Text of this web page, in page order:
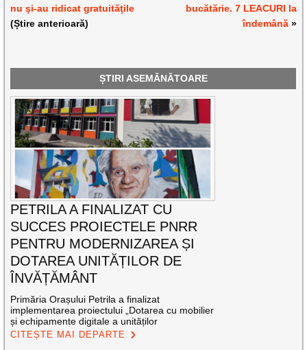
nu şi-au ridicat gratuităţile
(Știre anterioară)
bucătărie. 7 LEACURI la
îndemână»
ȘTIRI ASEMĂNĂTOARE
PETRILA A FINALIZAT CU
SUCCES PROIECTELE PNRR
PENTRU MODERNIZAREA ȘI
DOTAREA UNITĂȚILOR DE
ÎNVĂȚĂMÂNT
Primăria Orașului Petrila a finalizat
implementarea proiectului „Dotarea cu mobilier
și echipamente digitale a unităților
CITEȘTE MAI DEPARTE